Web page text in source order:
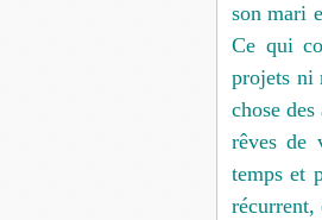
son mari
Ce qui
projets ni
chose
rêves de
temps et